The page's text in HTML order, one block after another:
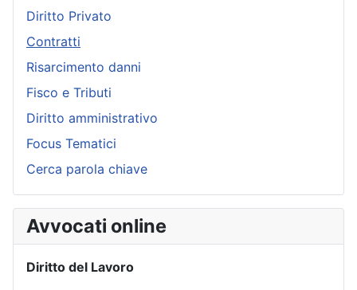
Diritto Privato
Contratti
Risarcimento danni
Fisco e Tributi
Diritto amministrativo
Focus Tematici
Cerca parola chiave
Avvocati online
Diritto del Lavoro